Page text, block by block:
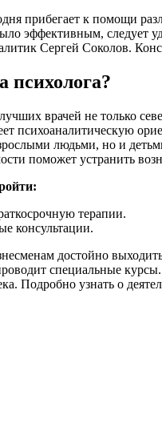
прибегает к помощи
эффективным, следует
Сергей Соколов.
психолога?
врачей не только
психоаналитическую
людьми, но и
поможет устранить
терапии.
консультации.
достойно
специальные
Подробно узнать о